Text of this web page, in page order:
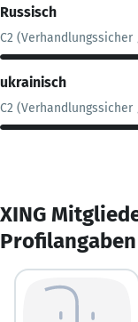
Russisch
C2
ukrainisch
C2
XING
Profilangaben